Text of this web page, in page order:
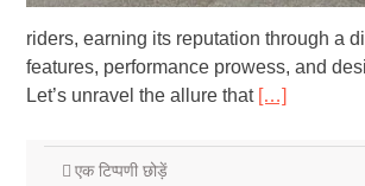
riders, earning its reputation through a
features, performance prowess, and
Let’s unravel the allure that […]
एक टिप्पणी छोड़ें